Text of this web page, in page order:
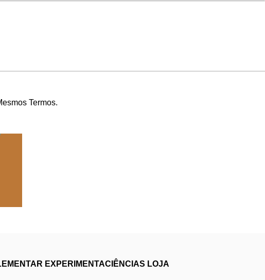
Termos.
EXPERIMENTACIÊNCIAS LOJA